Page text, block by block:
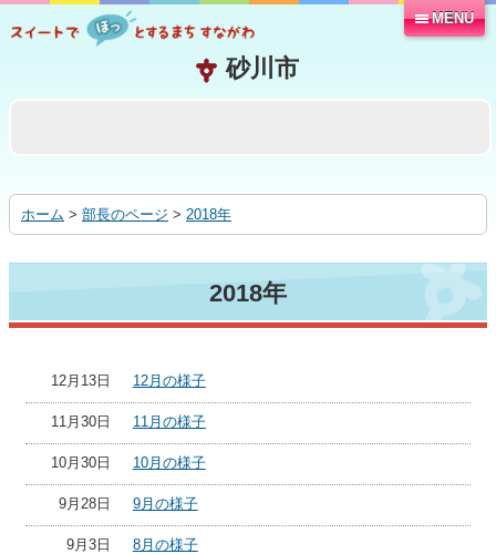
る
MENU
ホーム > 部長のページ > 2018年
2018年
12月13日 12月の様子
11月30日 11月の様子
10月30日 10月の様子
9月28日 9月の様子
9月3日 8月の様子